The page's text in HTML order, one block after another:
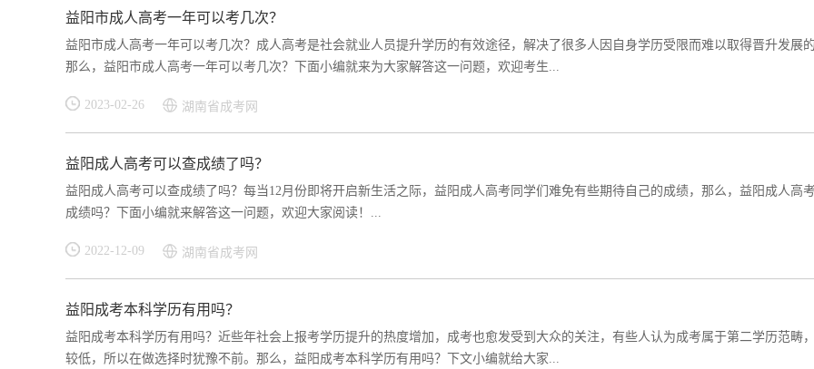
益阳市成人高考一年可以考几次？
益阳市成人高考一年可以考几次？成人高考是社会就业人员提升学历的有效途径，解决了很多人因自身学历受限而难以取得晋升发展的
那么，益阳市成人高考一年可以考几次？下面小编就来为大家解答这一问题，欢迎考生...
2023-02-26 湖南省成考网
益阳成人高考可以查成绩了吗？
益阳成人高考可以查成绩了吗？每当12月份即将开启新生活之际，益阳成人高考同学们难免有些期待自己的成绩，那么，益阳成人高
成绩吗？下面小编就来解答这一问题，欢迎大家阅读！...
2022-12-09 湖南省成考网
益阳成考本科学历有用吗？
益阳成考本科学历有用吗？近些年社会上报考学历提升的热度增加，成考也愈发受到大众的关注，有些人认为成考属于第二学历范畴
较低，所以在做选择时犹豫不前。那么，益阳成考本科学历有用吗？下文小编就给大家...